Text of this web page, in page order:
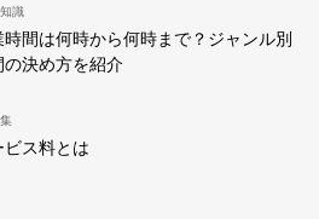
識
間は何時から何時まで？ジャンル別
決め方を紹介
ス料とは